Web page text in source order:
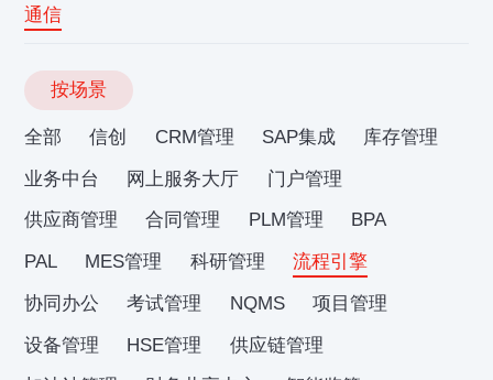
通信
按场景
全部 信创 CRM管理 SAP集成
库存管理
业务中台
网上服务大厅
门户管理
供应商管理
合同管理 PLM管理
BPA
PAL
MES管理 科研管理
流程引擎
协同办公
考试管理 NQMS
项目管理
设备管理
HSE管理
供应链管理